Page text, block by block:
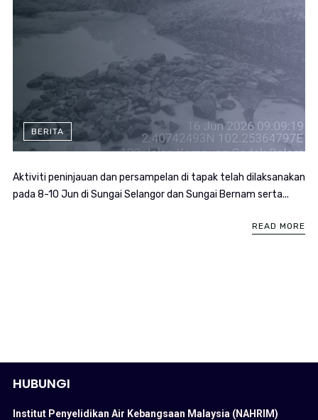
BERITA
Aktiviti peninjauan dan persampelan di tapak telah dilaksanakan
pada 8-10 Jun di Sungai Selangor dan Sungai Bernam serta...
READ MORE
HUBUNGI
Institut Penyelidikan Air Kebangsaan Malaysia (NAHRIM)